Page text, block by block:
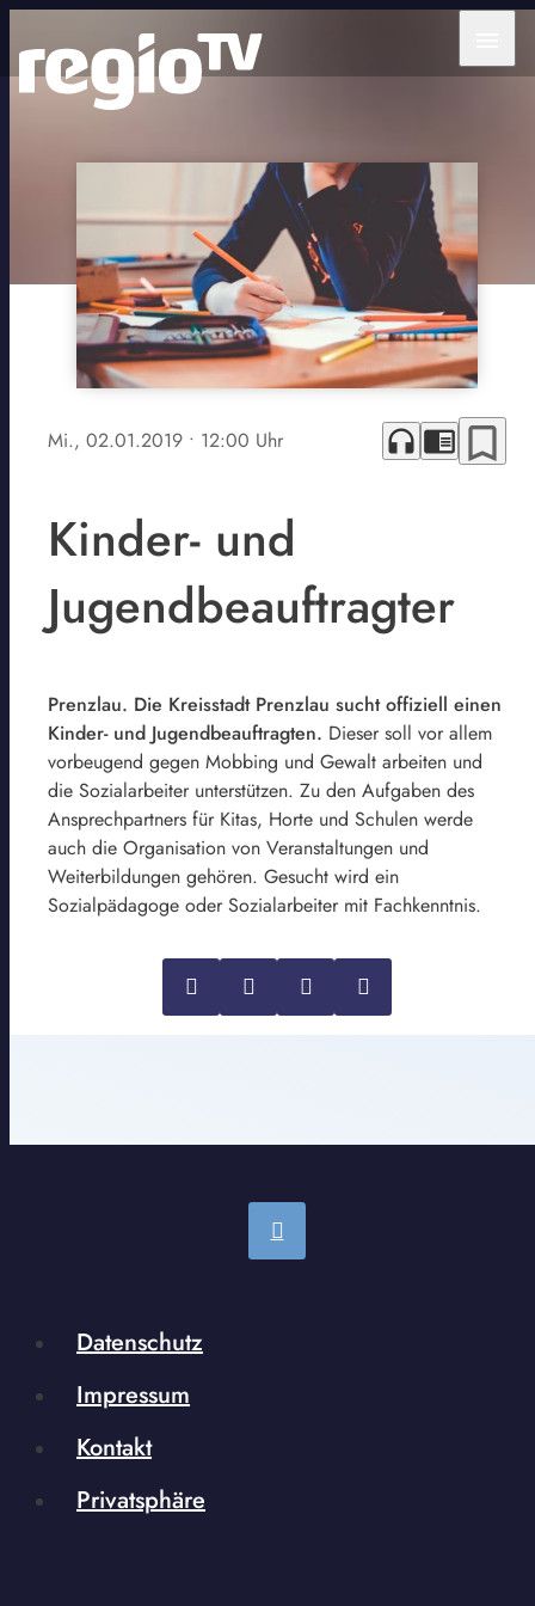
Mi., 02.01.2019 • 12:00 Uhr headphones chrome_reader_mode bookmark_border
Kinder- und
Jugendbeauftragter
Prenzlau. Die Kreisstadt Prenzlau sucht offiziell einen
Kinder- und Jugendbeauftragten. Dieser soll vor allem
vorbeugend gegen Mobbing und Gewalt arbeiten und
die Sozialarbeiter unterstützen. Zu den Aufgaben des
Ansprechpartners für Kitas, Horte und Schulen werde
auch die Organisation von Veranstaltungen und
Weiterbildungen gehören. Gesucht wird ein
Sozialpädagoge oder Sozialarbeiter mit Fachkenntnis.
Datenschutz
Impressum
Kontakt
Privatsphäre